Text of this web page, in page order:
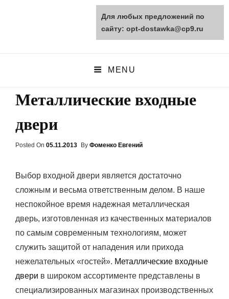
opt-dostawka.ru
MENU
Металлические входные
двери
Posted On Posted
05.11.2013 By Фоменко Евгений
Выбор входной двери является достаточно
сложным и весьма ответственным делом. В наше
неспокойное время надежная металлическая
дверь, изготовленная из качественных материалов
по самым современным технологиям, может
служить защитой от нападения или прихода
нежелательных «гостей». Металлические входные
двери в широком ассортименте представлены в
специализированных магазинах производственных
Для любых предложений по
сайту: opt-dostawka@cp9.ru